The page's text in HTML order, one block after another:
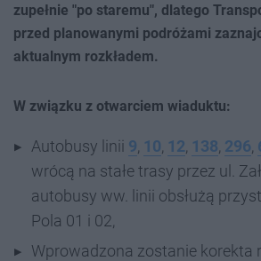
zupełnie "po staremu", dlatego
przed planowanymi podróżami
aktualnym rozkładem.
W związku z otwarciem wiaduktu:
Autobusy linii 9 10 12 138 296
wrócą na stałe trasy przez ul.
autobusy ww. linii obsłużą
Pola 01 i 02,
Wprowadzona zostanie korekta